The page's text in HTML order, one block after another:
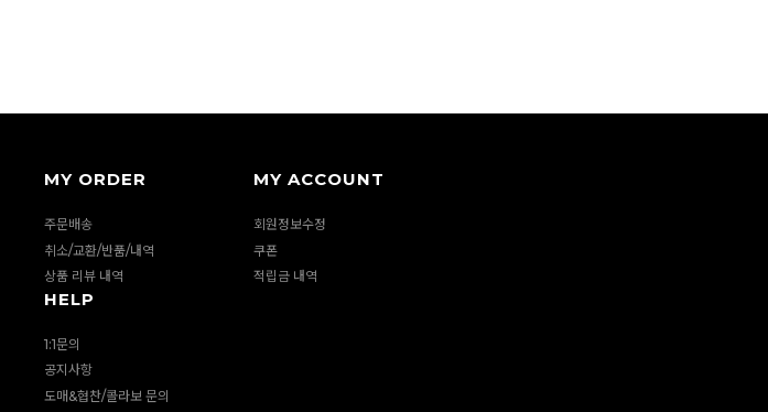
MY ORDER
주문배송
취소/교환/반품/내역
상품 리뷰 내역
MY ACCOUNT
회원정보수정
쿠폰
적립금 내역
HELP
1:1문의
공지사항
도매&협찬/콜라보 문의